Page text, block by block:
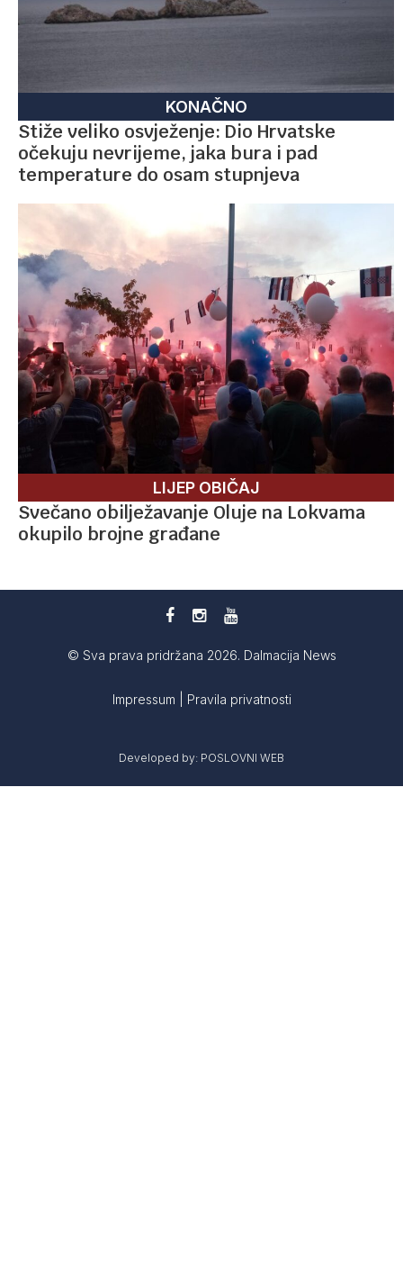
KONAČNO
Stiže veliko osvježenje: Dio Hrvatske
očekuju nevrijeme, jaka bura i pad
temperature do osam stupnjeva
LIJEP OBIČAJ
Svečano obilježavanje Oluje na Lokvama
okupilo brojne građane
© Sva prava pridržana 2026. Dalmacija News
Impressum Pravila privatnosti
Developed by: POSLOVNI WEB